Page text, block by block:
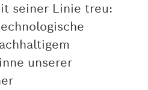
seiner Linie treu:
unserer